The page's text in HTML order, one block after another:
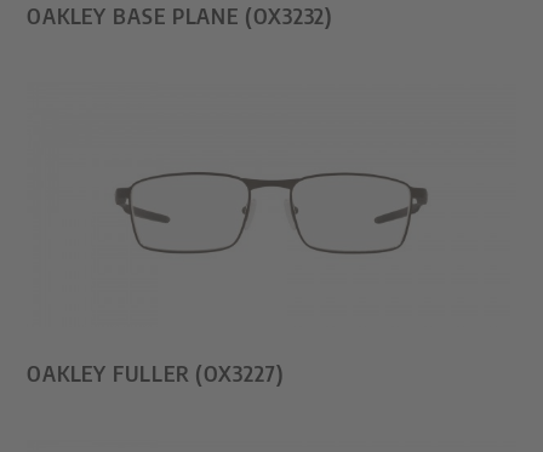
OAKLEY BASE PLANE (OX3232)
OAKLEY FULLER (OX3227)